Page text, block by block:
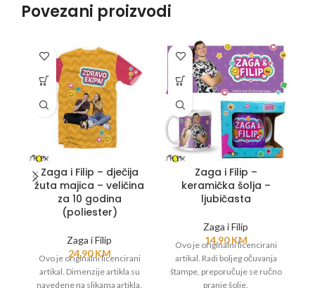
Povezani proizvodi
Zaga i Filip – dječija
žuta majica – veličina
za 10 godina
(poliester)
Zaga i Filip
24,90KM
Ovo je originalni licencirani
artikal. Dimenzije artikla su
navedene na slikama artikla.
Zaga i Filip –
keramička šolja –
ljubičasta
Zaga i Filip
14,90KM
Ovo je originalni licencirani
artikal. Radi boljeg očuvanja
štampe, preporučuje se ručno
pranje šolje.